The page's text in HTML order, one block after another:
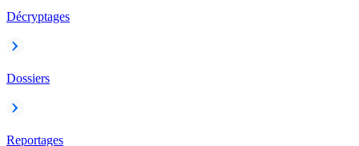
Décryptages
Dossiers
Reportages